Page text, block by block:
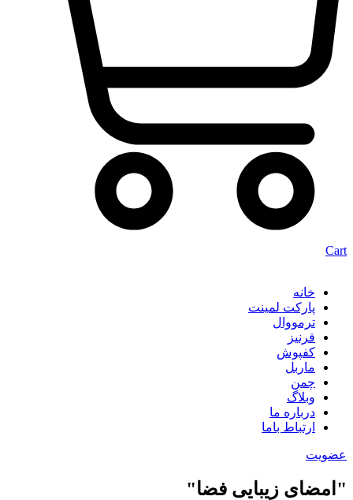
Cart
خانه
پارکت لمینت
ترمووال
قرنیز
کفپوش
ماربل
چمن
وبلاگ
درباره ما
ارتباط باما
عضویت
"امضای زیبایی فضا"